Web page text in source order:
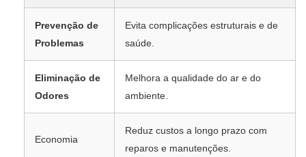
Prevenção de
Problemas
Evita complicações estruturais e de
saúde.
Eliminação de
Odores
Melhora a qualidade do ar e do
ambiente.
Economia
Reduz custos a longo prazo com
reparos e manutenções.